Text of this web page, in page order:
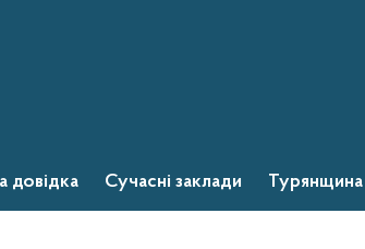
довідка Сучасні заклади